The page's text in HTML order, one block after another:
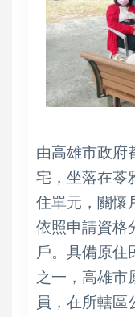
由高雄市政府
宅，坐落在苓
住單元，關懷
依照申請資格
戶。具備原住
之一，高雄市
員，在所轄區